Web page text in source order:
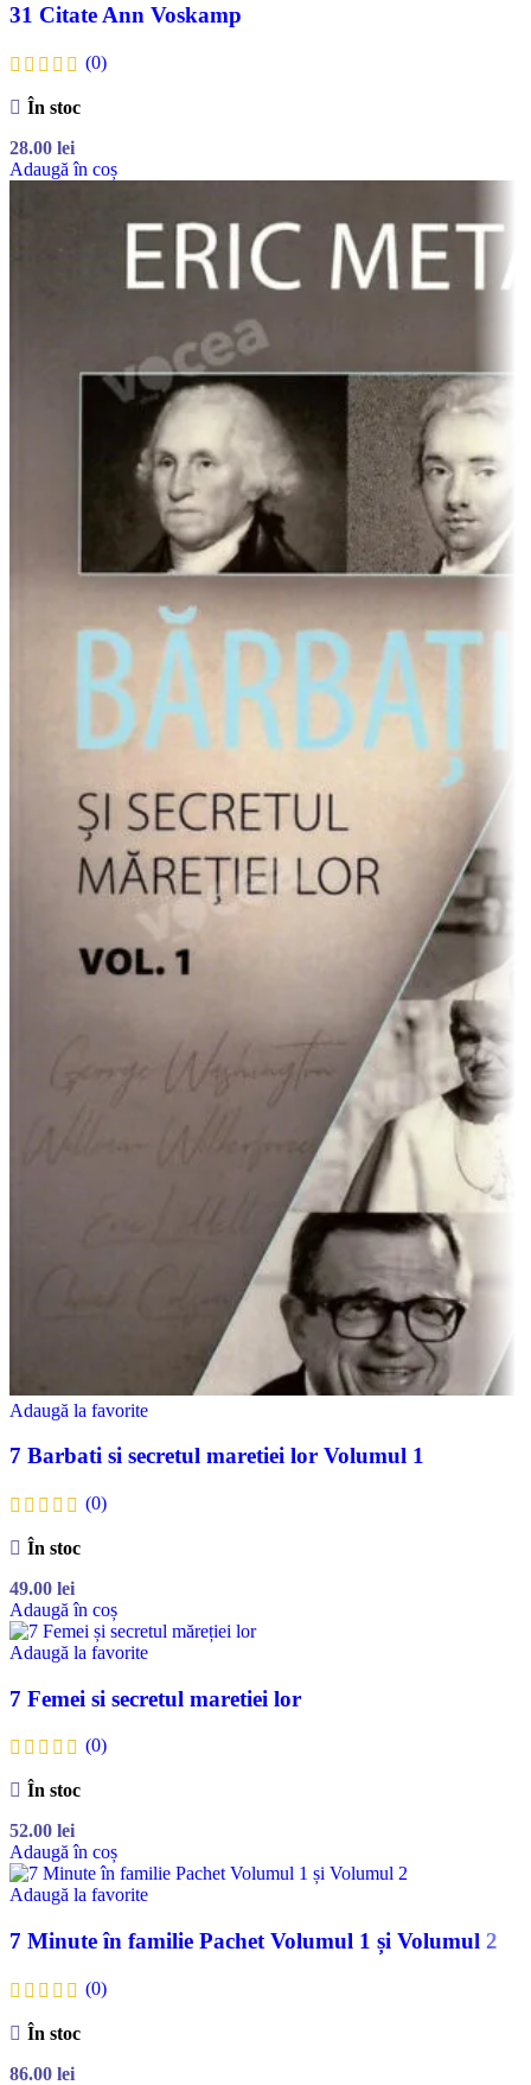
31 Citate Ann Voskamp
(0)
În stoc
28.00 lei
Adaugă în coș
Adaugă la favorite
7 Barbati si secretul maretiei lor Volumul 1
(0)
În stoc
49.00 lei
Adaugă în coș
Adaugă la favorite
7 Femei si secretul maretiei lor
(0)
În stoc
52.00 lei
Adaugă în coș
Adaugă la favorite
7 Minute în familie Pachet Volumul 1 și Volumul 2
(0)
În stoc
86.00 lei